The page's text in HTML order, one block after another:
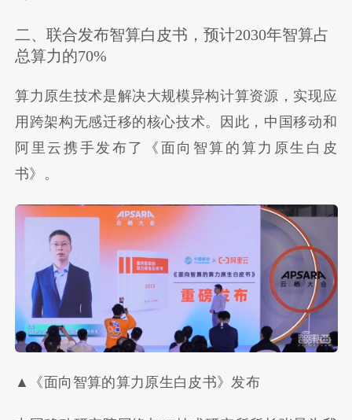
二、联合发布智算白皮书，预计2030年智算占
总算力的70%
算力原生技术是解决大规模异构计算资源，实现应
用跨架构无感迁移的核心技术。因此，中国移动和
阿里云携手发布了《面向智算的算力原生白皮
书》。
▲《面向智算的算力原生白皮书》发布